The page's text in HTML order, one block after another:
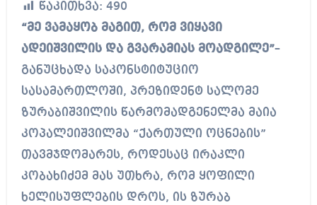
წაკითხვა: 490
“მე ვამაყობ მაგით, რომ ვიყავი
ადეიშვილის და გვარამიას მოადგილე”–
განუცხადა საკონსტიტუციო
სასამართლოში, პრეზიდენტ სალომე
ზურაბიშვილის წარმომადგენელმა მაია
კოპალეიშვილმა “ქართული ოცნების”
თავმჯდომარეს, როდესაც ირაკლი
კობახიძემ მას უთხრა, რომ ყოფილი
ხელისუფლების დროს, ის ზურაბ